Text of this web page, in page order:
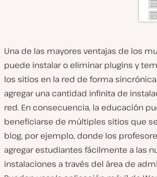
Una de las mayores ventajas de los
puede instalar o eliminar plugins y
los sitios en la red de forma
agregar una cantidad infinita de
red. En consecuencia, la educación
beneficiarse de múltiples sitios que
blog, por ejemplo, donde los
agregar estudiantes fácilmente a las
instalaciones a través del área de